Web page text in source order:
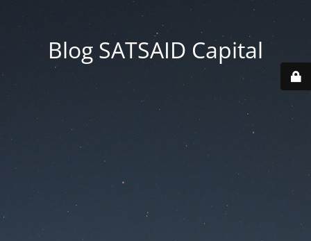
Blog SATSAID Capital